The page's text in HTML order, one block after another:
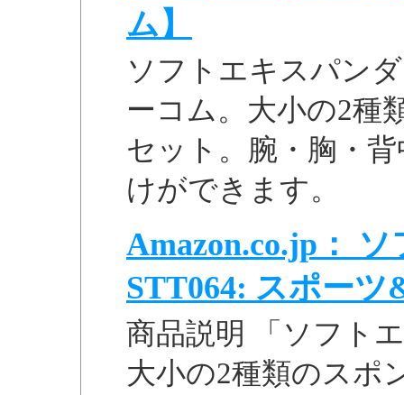
ム】
ソフトエキスパン
ーコム。大小の2種
セット。腕・胸・
けができます。
Amazon.co.jp：
STT064: スポー
商品説明 「ソフト
大小の2種類のスポ